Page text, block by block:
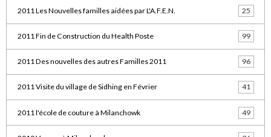
2011 Les Nouvelles familles aidées par L'A.F.E.N. 25
2011 Fin de Construction du Health Poste 99
2011 Des nouvelles des autres Familles 2011 96
2011 Visite du village de Sidhing en Février 41
2011 l'école de couture à Milanchowk 49